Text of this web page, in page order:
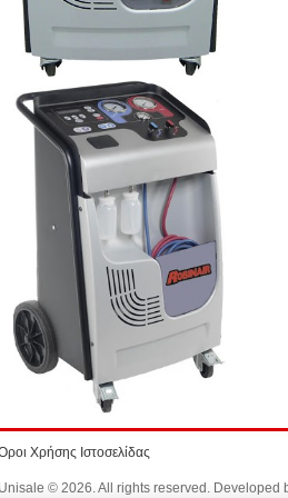
Χρήσης Ιστοσελίδας
Unisale © 2026. All rights reserved. Developed